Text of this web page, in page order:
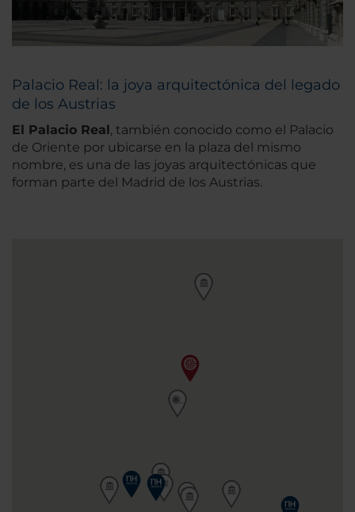
Palacio Real: la joya arquitectónica del legado
de los Austrias
El Palacio Real, también conocido como el Palacio
de Oriente por ubicarse en la plaza del mismo
nombre, es una de las joyas arquitectónicas que
forman parte del Madrid de los Austrias.